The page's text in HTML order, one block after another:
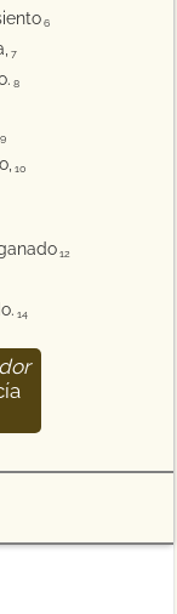
6
7
8
9
10
12
14